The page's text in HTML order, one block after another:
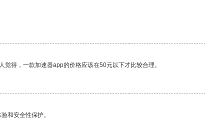
得，一款加速器app的价格应该在50元以下才比较合理。
和安全性保护。